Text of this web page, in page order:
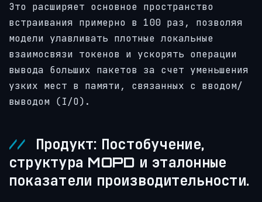
Это расширяет основное пространство
встраивания примерно в 100 раз, позволяя
модели улавливать плотные локальные
взаимосвязи токенов и ускорять операции
вывода больших пакетов за счет уменьшения
узких мест в памяти, связанных с вводом/
выводом (I/O).
Продукт: Постобучение,
структура MOPD и эталонные
показатели производительности.